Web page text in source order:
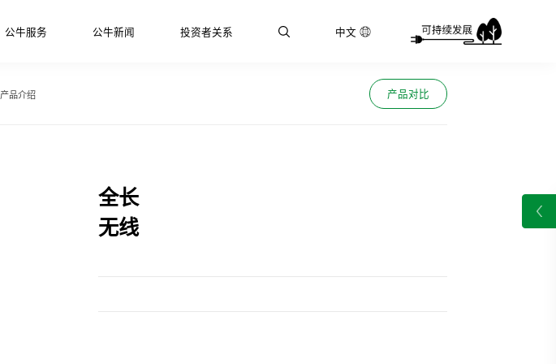
公牛服务 公牛新闻 投资者关系 中文
产品介绍 产品对比
全长
无线